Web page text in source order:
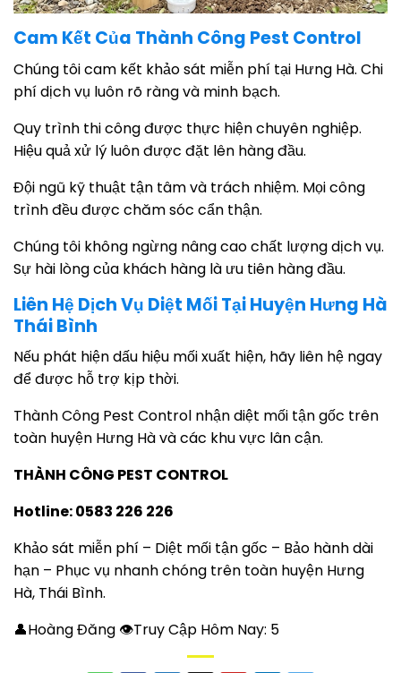
Cam Kết Của Thành Công Pest Control
Chúng tôi cam kết khảo sát miễn phí tại Hưng Hà. Chi
phí dịch vụ luôn rõ ràng và minh bạch.
Quy trình thi công được thực hiện chuyên nghiệp.
Hiệu quả xử lý luôn được đặt lên hàng đầu.
Đội ngũ kỹ thuật tận tâm và trách nhiệm. Mọi công
trình đều được chăm sóc cẩn thận.
Chúng tôi không ngừng nâng cao chất lượng dịch vụ.
Sự hài lòng của khách hàng là ưu tiên hàng đầu.
Liên Hệ Dịch Vụ Diệt Mối Tại Huyện Hưng Hà
Thái Bình
Nếu phát hiện dấu hiệu mối xuất hiện, hãy liên hệ ngay
để được hỗ trợ kịp thời.
Thành Công Pest Control nhận diệt mối tận gốc trên
toàn huyện Hưng Hà và các khu vực lân cận.
THÀNH CÔNG PEST CONTROL
Hotline: 0583 226 226
Khảo sát miễn phí – Diệt mối tận gốc – Bảo hành dài
hạn – Phục vụ nhanh chóng trên toàn huyện Hưng
Hà, Thái Bình.
👤Hoàng Đăng 👁Truy Cập Hôm Nay: 5